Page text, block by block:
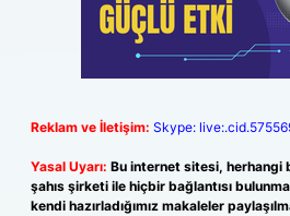
Reklam ve İletişim: Skype:
Yasal Uyarı: Bu internet sitesi, herhangi
şahıs şirketi ile hiçbir bağlantısı
kendi hazırladığımız makaleler